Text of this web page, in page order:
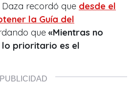
recordó que desde el
la Guía del
que «Mientras no
lo prioritario es el